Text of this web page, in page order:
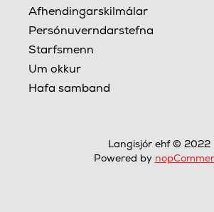
Afhendingarskilmálar
Persónuverndarstefna
Starfsmenn
Um okkur
Hafa samband
Langisjór ehf © 2022
Powered by